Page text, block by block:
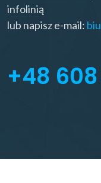
infolinią
lub napisz e-mail:
+48 608